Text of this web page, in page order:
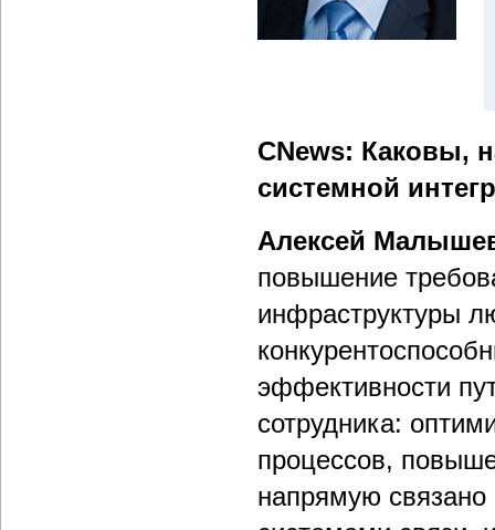
CNews: Каковы,
системной
Алексей
повышение
инфраструктуры
эффективности
сотрудника:
процессов,
напрямую